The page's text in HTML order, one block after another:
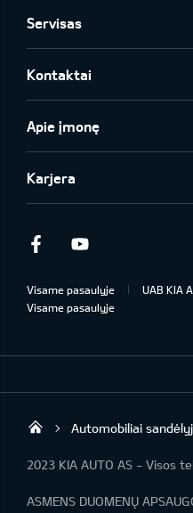
Servisas
Kontaktai
Apie įmonę
Karjera
Facebook
Visame pasaulyje UAB KIA
Visame pasaulyje
UAB „Kia Auto“
Automobiliai
2023 KIA AUTO AS - Visos
ASMENS DUOMENŲ